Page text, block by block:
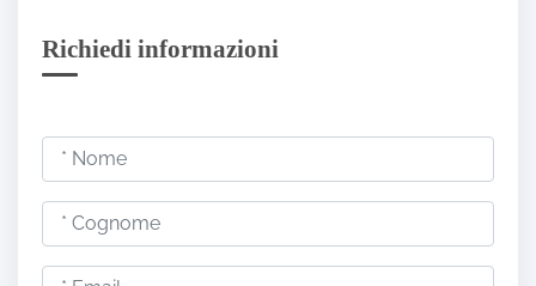
Richiedi informazioni